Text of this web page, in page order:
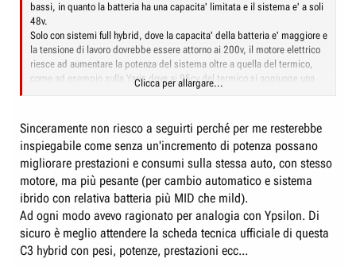
bassi, in quanto la batteria ha una capacita' limitata e il sistema e' a soli
48v.
Solo con sistemi full hybrid, dove la capacita' della batteria e' maggiore e
la tensione di lavoro dovrebbe essere attorno ai 200v, il motore elettrico
riesce ad aumentare la potenza del sistema oltre a quella del termico,
come ad esempio sulla Yaris dove ai 95cv del termico si aggiunge una
parte fornita dal sistema ibrido per un totale di 116 o 130cv a seconda
Clicca per allargare...
Sinceramente non riesco a seguirti perché per me resterebbe
inspiegabile come senza un'incremento di potenza possano
migliorare prestazioni e consumi sulla stessa auto, con stesso
motore, ma più pesante (per cambio automatico e sistema
ibrido con relativa batteria più MID che mild).
Ad ogni modo avevo ragionato per analogia con Ypsilon. Di
sicuro è meglio attendere la scheda tecnica ufficiale di questa
C3 hybrid con pesi, potenze, prestazioni ecc...